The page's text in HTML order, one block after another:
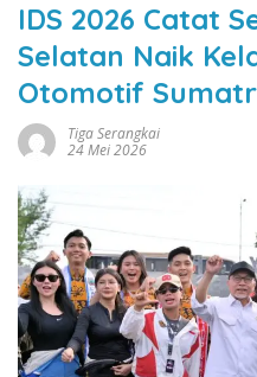
IDS 2026 Catat
Selatan Naik
Otomotif
Tiga Serangkai
24 Mei 2026